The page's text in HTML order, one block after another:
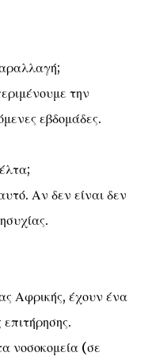
την
εβδομάδες.
Αν δεν είναι δεν
Αφρικής, έχουν ένα
επιτήρησης.
νοσοκομεία (σε